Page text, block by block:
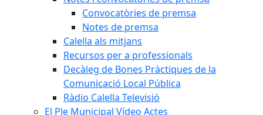
Convocatòries de premsa
Notes de premsa
Calella als mitjans
Recursos per a professionals
Decàleg de Bones Pràctiques de la
Comunicació Local Pública
Ràdio Calella Televisió
El Ple Municipal Vídeo Actes